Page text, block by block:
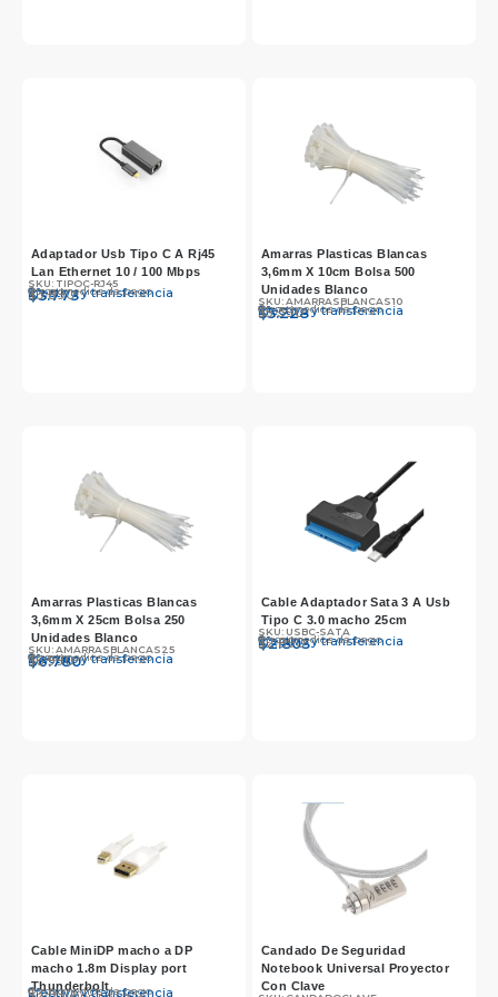
Adaptador Usb Tipo C A Rj45
Lan Ethernet 10 / 100 Mbps
SKU: TIPOC-RJ45
$3.773
Efectivo y transferencia
$3.890
Otros medios de pago
Amarras Plasticas Blancas
3,6mm X 10cm Bolsa 500
Unidades Blanco
SKU: AMARRASBLANCAS10
$5.228
Efectivo y transferencia
$5.390
Otros medios de pago
Amarras Plasticas Blancas
3,6mm X 25cm Bolsa 250
Unidades Blanco
SKU: AMARRASBLANCAS25
$6.780
Efectivo y transferencia
$6.990
Otros medios de pago
Cable Adaptador Sata 3 A Usb
Tipo C 3.0 macho 25cm
SKU: USBC-SATA
$2.803
Efectivo y transferencia
$2.890
Otros medios de pago
Cable MiniDP macho a DP
macho 1.8m Display port
Thunderbolt
Efectivo y transferencia
Otros medios de pago
Candado De Seguridad
Notebook Universal Proyector
Con Clave